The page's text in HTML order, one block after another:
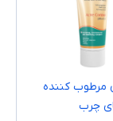
مرطوب كننده
چرب